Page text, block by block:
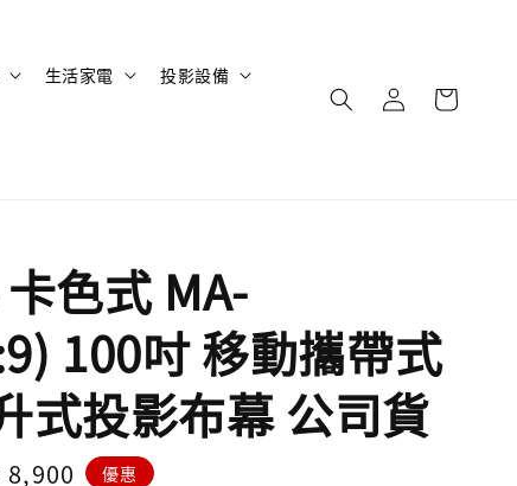
生活家電 投影設備
色式 MA-
100吋 移動攜帶式
式投影布幕 公司貨
8,900 優惠